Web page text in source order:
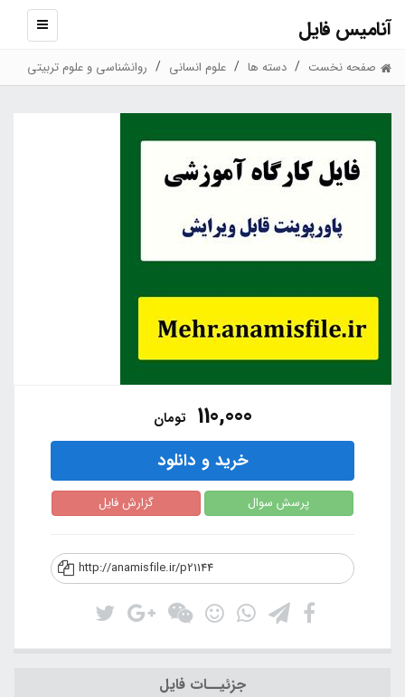
آنامیس فایل
نمایش
صفحه نخست دسته ها علوم انسانی روانشناسی و علوم تربیتی
110,000 تومان
خرید و دانلود
پرسش سوال گزارش فایل
http://anamisfile.ir/p21144
جزئیــات فایل